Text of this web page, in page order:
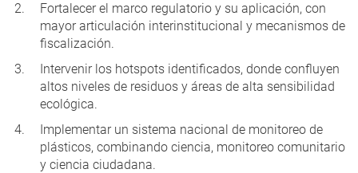
Fortalecer el marco regulatorio y su aplicación, con
mayor articulación interinstitucional y mecanismos de
fiscalización.
Intervenir los hotspots identificados, donde confluyen
altos niveles de residuos y áreas de alta sensibilidad
ecológica.
Implementar un sistema nacional de monitoreo de
plásticos, combinando ciencia, monitoreo comunitario
y ciencia ciudadana.